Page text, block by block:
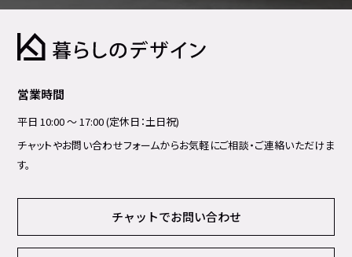
営業時間
平日 10:00 ～ 17:00 (定休日：土日祝)
チャットやお問い合わせフォームからお気軽にご相談・ご連絡いただけま
す。
チャットでお問い合わせ